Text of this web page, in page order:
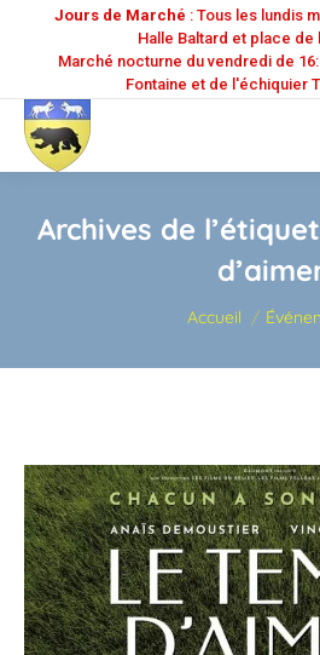
Jours de Marché : Tous les lundis
Halle Baltard et place de
Marché nocturne du vendredi de
Fontaine et de l'échiquier
Archives de
Vous êtes ici :
Accueil